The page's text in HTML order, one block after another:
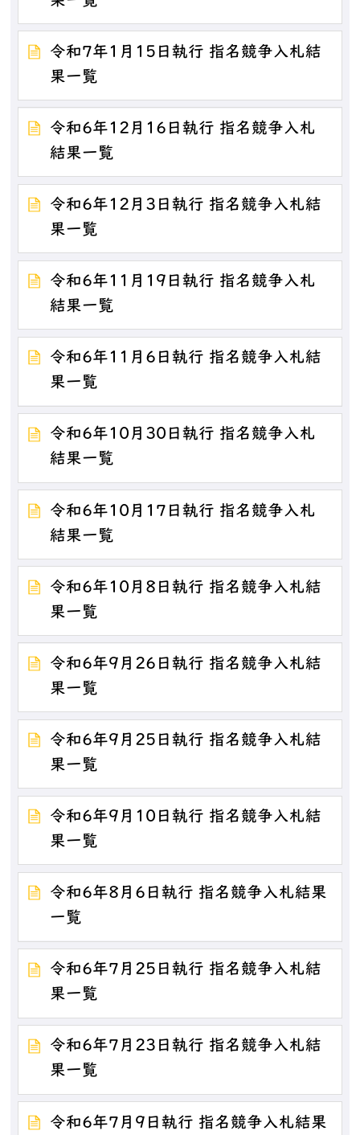
令和7年1月15日執行 指名競争入札結
果一覧
令和6年12月16日執行 指名競争入札
結果一覧
令和6年12月3日執行 指名競争入札結
果一覧
令和6年11月19日執行 指名競争入札
結果一覧
令和6年11月6日執行 指名競争入札結
果一覧
令和6年10月30日執行 指名競争入札
結果一覧
令和6年10月17日執行 指名競争入札
結果一覧
令和6年10月8日執行 指名競争入札結
果一覧
令和6年9月26日執行 指名競争入札結
果一覧
令和6年9月25日執行 指名競争入札結
果一覧
令和6年9月10日執行 指名競争入札結
果一覧
令和6年8月6日執行 指名競争入札結果
一覧
令和6年7月25日執行 指名競争入札結
果一覧
令和6年7月23日執行 指名競争入札結
果一覧
令和6年7月9日執行 指名競争入札結果